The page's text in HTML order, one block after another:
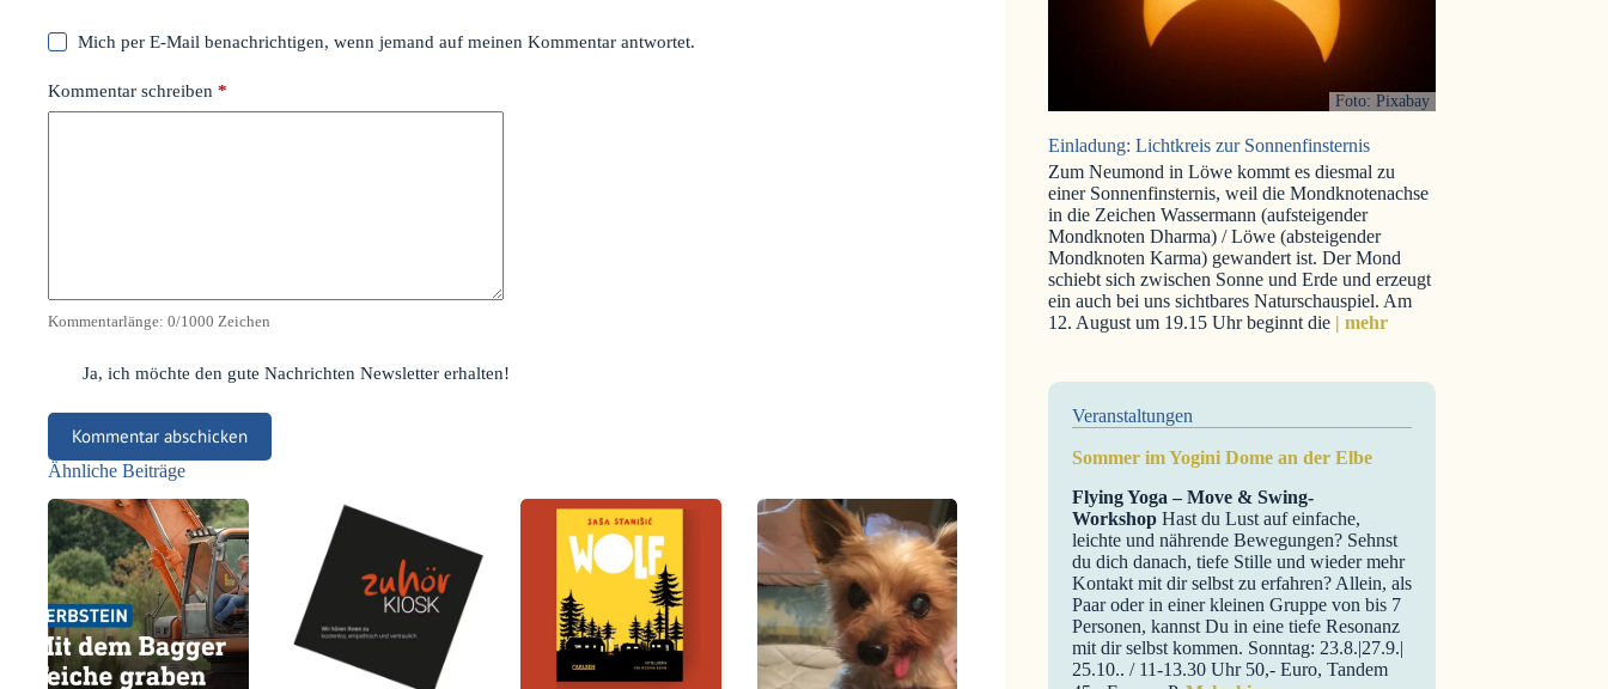
Mich per E-Mail benachrichtigen, wenn jemand auf meinen Kommentar antwortet.
Kommentar schreiben *
Kommentarlänge: 0/1000 Zeichen
Ja, ich möchte den gute Nachrichten Newsletter erhalten!
Kommentar abschicken
Ähnliche Beiträge
Foto: Pixabay
Einladung: Lichtkreis zur Sonnenfinsternis
Zum Neumond in Löwe kommt es diesmal zu
einer Sonnenfinsternis, weil die Mondknotenachse
in die Zeichen Wassermann (aufsteigender
Mondknoten Dharma) / Löwe (absteigender
Mondknoten Karma) gewandert ist. Der Mond
schiebt sich zwischen Sonne und Erde und erzeugt
ein auch bei uns sichtbares Naturschauspiel. Am
12. August um 19.15 Uhr beginnt die | mehr
Veranstaltungen
Sommer im Yogini Dome an der Elbe
Flying Yoga – Move & Swing-
Workshop Hast du Lust auf einfache,
leichte und nährende Bewegungen? Sehnst
du dich danach, tiefe Stille und wieder mehr
Kontakt mit dir selbst zu erfahren? Allein, als
Paar oder in einer kleinen Gruppe von bis 7
Personen, kannst Du in eine tiefe Resonanz
mit dir selbst kommen. Sonntag: 23.8.|27.9.|
25.10.. / 11-13.30 Uhr 50,- Euro, Tandem